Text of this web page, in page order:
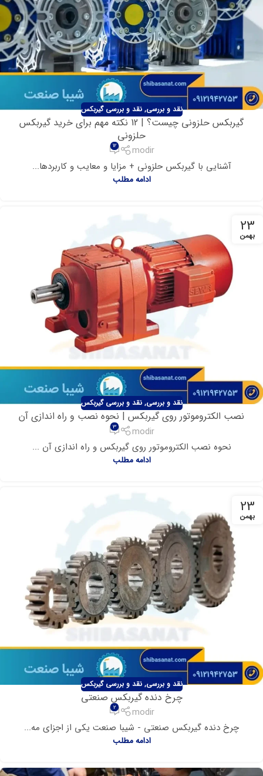
نقد و بررسی,نقد و بررسی گیربکس
گیربکس حلزونی چیست؟ | 12 نکته مهم برای خرید گیربکس
حلزونی
modir
12
آشنایی با گیربکس حلزونی + مزایا و معایب و کاربردها...
ادامه مطلب
23
بهمن
نقد و بررسی,نقد و بررسی گیربکس
نصب الکتروموتور روی گیربکس | نحوه نصب و راه اندازی آن
modir
3
نحوه نصب الکتروموتور روی گیربکس و راه اندازی آن ...
ادامه مطلب
23
بهمن
نقد و بررسی,نقد و بررسی گیربکس
چرخ دنده گیربکس صنعتی
modir
2
چرخ دنده گیربکس صنعتی - شیبا صنعت یکی از اجزای مه...
ادامه مطلب